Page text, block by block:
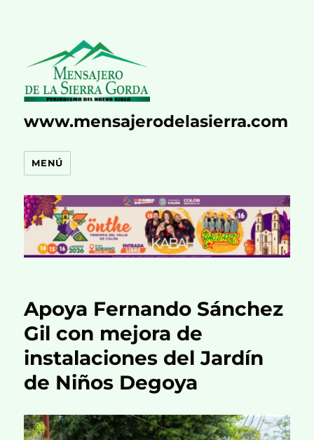
www.mensajerodelasierra.com
MENÚ
Apoya Fernando Sánchez
Gil con mejora de
instalaciones del Jardín
de Niños Degoya